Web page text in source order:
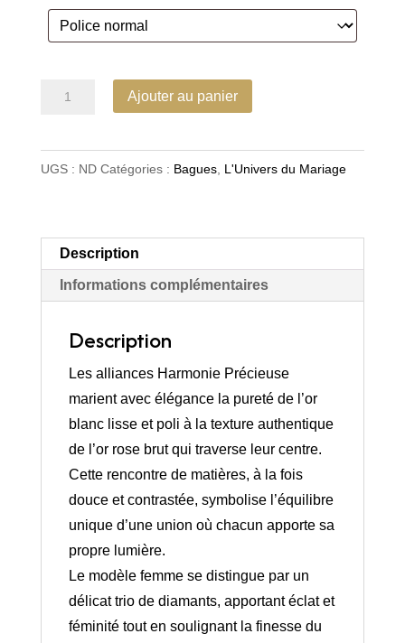
quantité
“Harmonie
or
blanc
poli
diamants
Ajouter au panier
UGS : ND Catégories : Bagues, L'Univers du Mariage
Description
Informations complémentaires
Description
Les alliances Harmonie Précieuse
marient avec élégance la pureté de l’or
blanc lisse et poli à la texture authentique
de l’or rose brut qui traverse leur centre.
Cette rencontre de matières, à la fois
douce et contrastée, symbolise l’équilibre
unique d’une union où chacun apporte sa
propre lumière.
Le modèle femme se distingue par un
délicat trio de diamants, apportant éclat et
féminité tout en soulignant la finesse du